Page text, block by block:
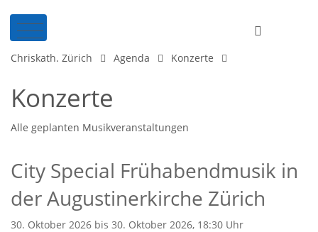
Chriskath. Zürich Agenda Konzerte
Konzerte
Alle geplanten Musikveranstaltungen
City Special Frühabendmusik in
der Augustinerkirche Zürich
30. Oktober 2026 bis 30. Oktober 2026, 18:30 Uhr